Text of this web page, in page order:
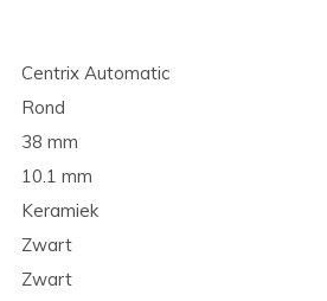
Centrix Automatic
Rond
38 mm
10.1 mm
Keramiek
Zwart
Zwart